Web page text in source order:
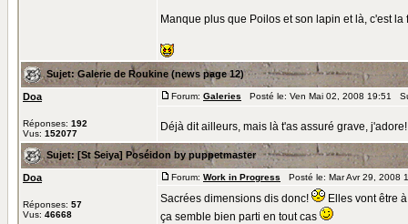
Manque plus que Poilos et son lapin et là, c'est la
Sujet: Galerie de Roukine (news page 12)
Doa
Réponses: 192
Vus: 152077
Forum: Galeries Posté le: Ven Mai 02, 2008 19:51
Déjà dit ailleurs, mais là t'as assuré grave,
Sujet: [St Seiya] Poséidon by puppetmaster
Doa
Réponses: 57
Vus: 46668
Forum: Work in Progress Posté le: Mar Avr 29,
Sacrées dimensions dis donc!
Elles vont être
ça semble bien parti en tout cas